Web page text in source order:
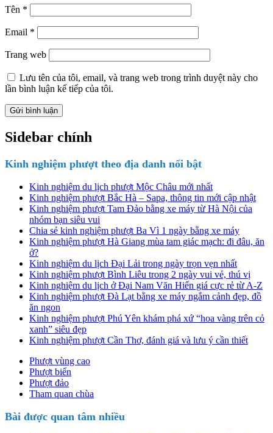
Tên *
Email *
Trang web
Lưu tên của tôi, email, và trang web trong trình duyệt này cho
lần bình luận kế tiếp của tôi.
Sidebar chính
Kinh nghiệm phượt theo địa danh nổi bật
Kinh nghiệm du lịch phượt Mộc Châu mới nhất
Kinh nghiệm phượt Bắc Hà – Sapa, thông tin mới cập nhật
Kinh nghiệm phượt Tam Đảo bằng xe máy từ Hà Nội của
nhóm bạn siêu vui
Chia sẻ kinh nghiệm phượt Ba Vì 1 ngày bằng xe máy
Kinh nghiệm phượt Hà Giang mùa tam giác mạch: đi đâu, ăn
ở?
Kinh nghiệm du lịch Đại Lải trong ngày trọn vẹn nhất
Kinh nghiệm phượt Bình Liêu trong 2 ngày vui vẻ, thú vị
Kinh nghiệm du lịch ở Đại Nam Văn Hiến giá cực rẻ từ A-Z
Kinh nghiệm phượt Đà Lạt bằng xe máy ngắm cảnh đẹp, đồ
ăn ngon
Kinh nghiệm phượt Phú Yên khám phá xứ “hoa vàng trên cỏ
xanh” siêu đẹp
Kinh nghiệm phượt Cần Thơ, đánh giá và lưu ý cần thiết
Phượt vùng cao
Phượt biển
Phượt đảo
Tham quan chùa
Bài được quan tâm nhiều